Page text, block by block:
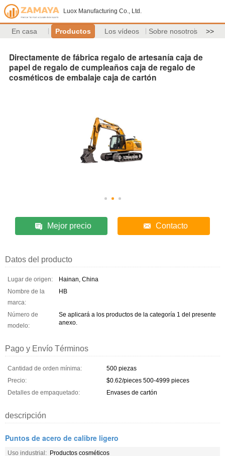
Luox Manufacturing Co., Ltd.
En casa Productos Los vídeos Sobre nosotros >>
Directamente de fábrica regalo de artesanía caja de
papel de regalo de cumpleaños caja de regalo de
cosméticos de embalaje caja de cartón
Mejor precio Contacto
Datos del producto
Lugar de origen:
Hainan, China
Nombre de la
marca:
HB
Número de
modelo:
Se aplicará a los productos de la categoría 1 del presente
anexo.
Pago y Envío Términos
Cantidad de orden mínima:
500 piezas
Precio:
$0.62/pieces 500-4999 pieces
Detalles de empaquetado:
Envases de cartón
descripción
Puntos de acero de calibre ligero
Uso industrial: Productos cosméticos